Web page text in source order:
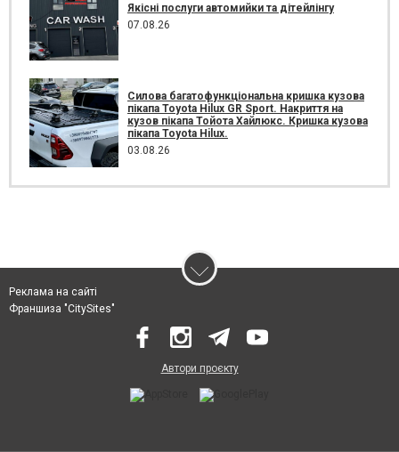
Якісні послуги автомийки та дітейлінгу
07.08.26
Силова багатофункціональна кришка кузова
пікапа Toyota Hilux GR Sport. Накриття на
кузов пікапа Тойота Хайлюкс. Кришка кузова
пікапа Toyota Hilux.
03.08.26
Реклама на сайті
Франшиза "CitySites"
Автори проєкту